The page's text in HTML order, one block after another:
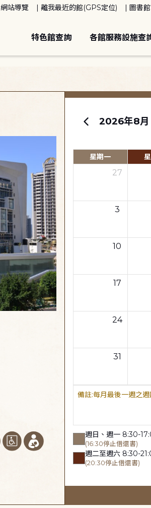
網站導覽 離我最近的館(GPS定位) 圖書
特色館查詢 各館服務設施查
2026年8月
星期一
27
3
10
17
24
31
每月最後一週之
週日、週一 8:30-
(16:30停止借還書)
週二至週六 8:30-
(20:30停止借還書)